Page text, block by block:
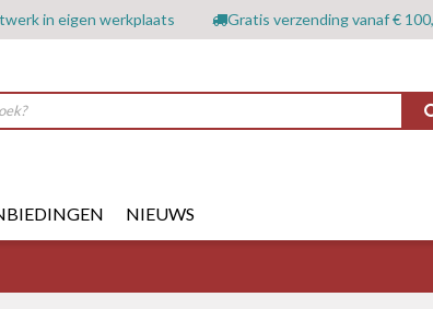
in eigen werkplaats Gratis verzending vanaf €
NIEUWS